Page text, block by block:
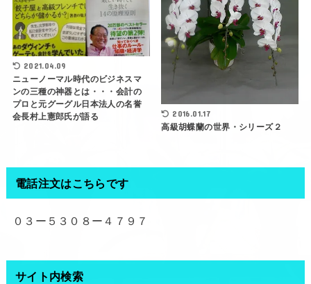
2021.04.09
ニューノーマル時代のビジネスマ
ンの三種の神器とは・・・会計の
プロと元グーグル日本法人の名誉
会長村上憲郎氏が語る
2016.01.17
高級胡蝶蘭の世界・シリーズ２
電話注文はこちらです
０３ー５３０８ー４７９７
サイト内検索